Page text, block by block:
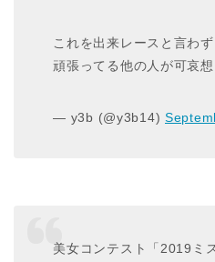
これを出来レースと言わ
頑張ってる他の人が可哀想
— y3b (@y3b14)
美女コンテスト「2019ミ